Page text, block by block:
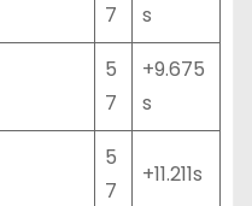
7
s
5
7
+9.675
s
5
7
+11.211s